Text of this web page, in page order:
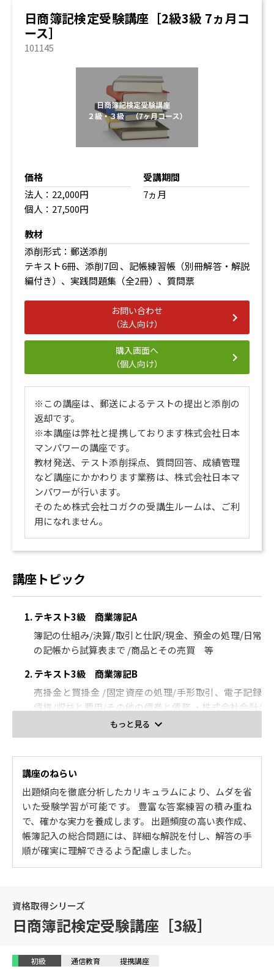
日商簿記検定受験講座［2級3級 7ヵ月コ
ース］
101145
価格
法人：22,000円
個人：27,500円
受講期間
7ヵ月
教材
添削形式：郵送添削
テキスト6冊、添削7回 、記帳練習帳（別冊解答・解説
編付き）、実践問題集（全2冊）、質問票
お問い合わせ
（法人向け）
購入画面へ
（個人向け）
※この講座は、郵送によるテストの提出と添削の
返却です。
※本講座は弊社と提携しております株式会社日本
マンパワーの講座です。
教材発送、テスト添削採点、質問回答、成績管理
など講座にかかわります業務は、株式会社日本マ
ンパワーが行います。
そのため株式会社コガクの受講生ルームは、ご利
用になれません。
講座トピック
1. テキスト3級 商業簿記A
簿記の仕組み/決算/取引と仕訳/現金、預金の処理/日常
の記帳から試算表まで /商品とその売買 等
2. テキスト3級 商業簿記B
売掛金と買掛金 /固定資産の処理/手形取引、電子記録
債権/収益と費用/その他の債券と債務 ・株式会社会計/
貸倒れと貸倒引当金/決算手続き/会社が支払う税金/帳
簿と伝票制度 等
3. テキスト2級 商業簿記A
現金、預金/手形取引/外貨建取引 等
4. テキスト2級 商業簿記B
株式会社会計/税効果会計/連結会計 等
5. テキスト2級 工業簿記A
6. テキスト2級 工業簿記B
個別原価計算 / 実際総合原価計算－単純総合原価計算－
/ 実際総合原価計算－工程別、組別、等級別総合原価計
算 / 直接原価計算 等
もっと見る
講座のねらい
出題傾向を徹底分析したカリキュラムにより、ムダを省
いた受験学習が可能です。 豊富な答案練習の積み重ね
で、確かな実力を養成します。 出題頻度の高い表作成、
帳簿記入の総合問題には、詳細な解説を付し、解答の手
順が確実に理解できるよう配慮しました。
資格取得シリーズ
日商簿記検定受験講座［3級］
初級 通信教育 提携講座